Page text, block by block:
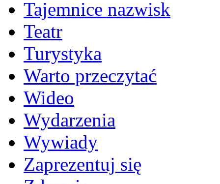
Tajemnice nazwisk
Teatr
Turystyka
Warto przeczytać
Wideo
Wydarzenia
Wywiady
Zaprezentuj się